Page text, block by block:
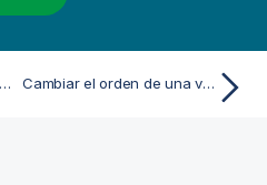
Cambiar los datos de una visualización Cambiar el orden de una visualización